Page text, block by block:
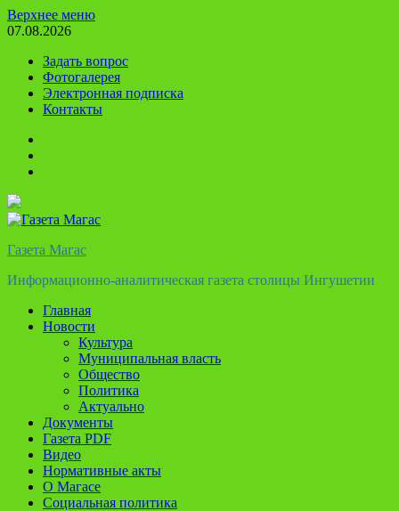
Перейти
к
Верхнее меню
07.08.2026
Задать вопрос
Фотогалерея
Электронная подписка
Контакты
Газета Магас
Информационно-аналитическая газета столицы Ингушетии
Главная
Новости
Культура
Муниципальная власть
Общество
Политика
Актуально
Документы
Газета PDF
Видео
Нормативные акты
О Магасе
Социальная политика